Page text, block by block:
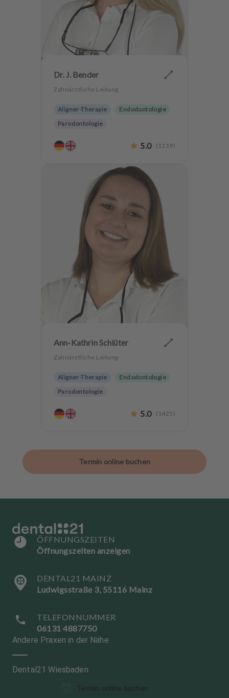
Dr. J. Bender
Zahnärztliche Leitung
Aligner-Therapie
Endodontologie
Parodontologie
Hochwertiger Zahnersatz
Zahnerhaltung
5.0 ( 1119)
Ann-Kathrin Schlüter
Zahnärztliche Leitung
Aligner-Therapie
Endodontologie
Parodontologie
Hochwertiger Zahnersatz
5.0 ( 1425 )
Termin online buchen
ÖFFNUNGSZEITEN
Öffnungszeiten anzeigen
DENTAL21 MAINZ
Ludwigsstraße 3, 55116 Mainz
TELEFONNUMMER
06131 4887750
Andere Praxen in der Nähe
Dental21 Wiesbaden